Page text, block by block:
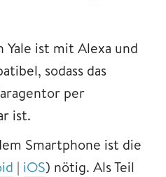
ist mit Alexa und
sodass das
per
ist.
Smartphone ist die
| iOS) nötig. Als Teil